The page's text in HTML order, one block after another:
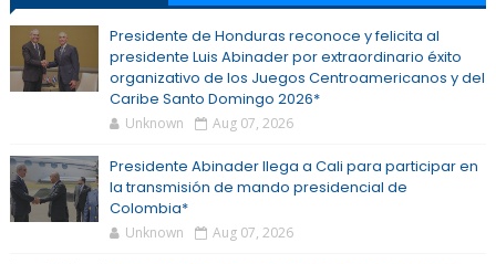
Presidente de Honduras reconoce y felicita al
presidente Luis Abinader por extraordinario éxito
organizativo de los Juegos Centroamericanos y del
Caribe Santo Domingo 2026*
Unknown Aug 07, 2026
Presidente Abinader llega a Cali para participar en
la transmisión de mando presidencial de
Colombia*
Unknown Aug 07, 2026